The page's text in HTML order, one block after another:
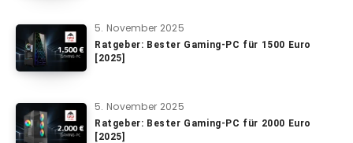
5. November 2025
Ratgeber: Bester Gaming-PC für 1500 Euro
[2025]
5. November 2025
Ratgeber: Bester Gaming-PC für 2000 Euro
[2025]